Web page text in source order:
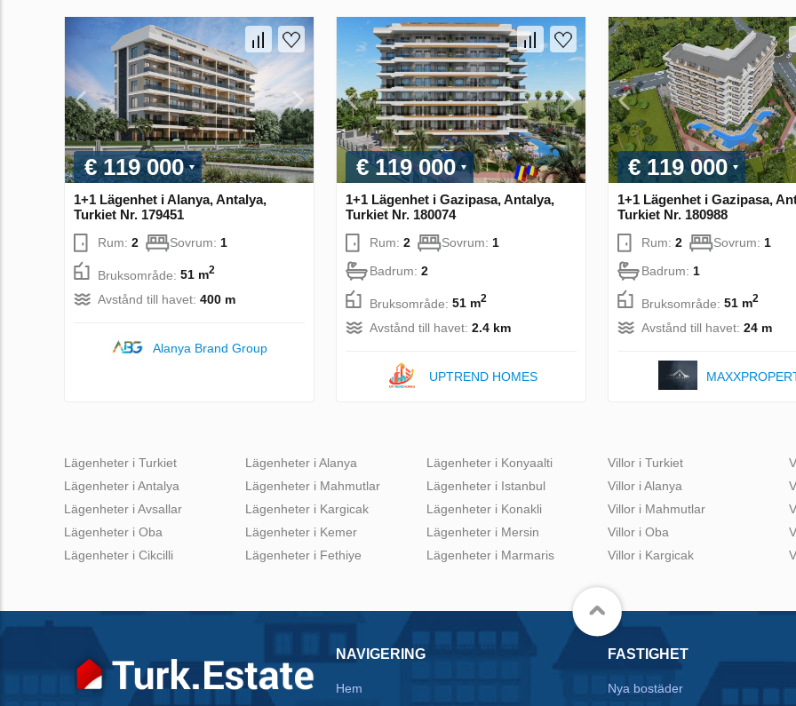
€ 119 000
1+1 Lägenhet i Alanya, Antalya,
Turkiet Nr. 179451
Rum: 2 Sovrum: 1
Bruksområde: 51 m2
Avstånd till havet: 400 m
Alanya Brand Group
€ 119 000
1+1 Lägenhet i Gazipasa, Antalya,
Turkiet Nr. 180074
Rum: 2 Sovrum: 1
Badrum: 2
Bruksområde: 51 m2
Avstånd till havet: 2.4 km
UPTREND HOMES
€ 119 000
1+1 Lägenhet i Gazipasa,
Turkiet Nr. 180988
Rum: 2 Sovrum: 1
Badrum: 1
Bruksområde: 51 m2
Avstånd till havet: 24 m
Lägenheter i Turkiet
Lägenheter i Antalya
Lägenheter i Avsallar
Lägenheter i Oba
Lägenheter i Cikcilli
Lägenheter i Alanya
Lägenheter i Mahmutlar
Lägenheter i Kargicak
Lägenheter i Kemer
Lägenheter i Fethiye
Lägenheter i Konyaalti
Lägenheter i Istanbul
Lägenheter i Konakli
Lägenheter i Mersin
Lägenheter i Marmaris
Villor i Turkiet
Villor i Alanya
Villor i Mahmutlar
Villor i Oba
Villor i Kargicak
NAVIGERING
Hem
FASTIGHET
Nya bostäder